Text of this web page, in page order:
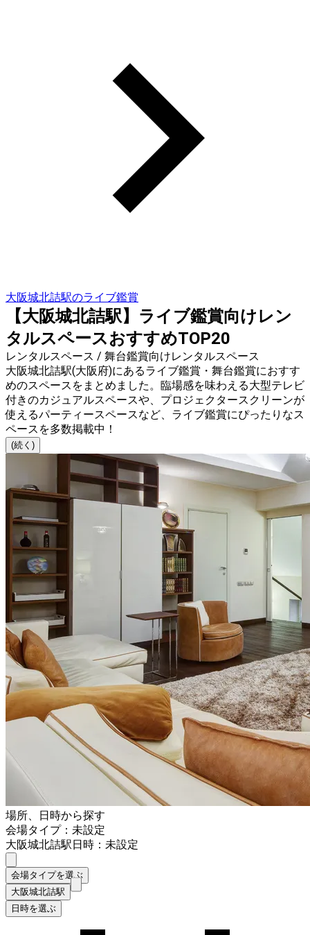
大阪城北詰駅のライブ鑑賞
【大阪城北詰駅】ライブ鑑賞向けレン
タルスペースおすすめTOP20
レンタルスペース / 舞台鑑賞向けレンタルスペース
大阪城北詰駅(大阪府)にあるライブ鑑賞・舞台鑑賞におすす
めのスペースをまとめました。臨場感を味わえる大型テレビ
付きのカジュアルスペースや、プロジェクタースクリーンが
使えるパーティースペースなど、ライブ鑑賞にぴったりなス
ペースを多数掲載中！
(続く)
場所、日時から探す
会場タイプ：未設定
大阪城北詰駅日時：未設定
会場タイプを選ぶ
大阪城北詰駅
日時を選ぶ